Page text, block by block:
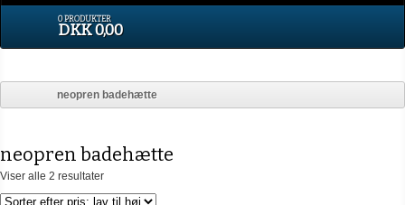
0 PRODUKTER
DKK 0,00
neopren badehætte
neopren badehætte
Viser alle 2 resultater